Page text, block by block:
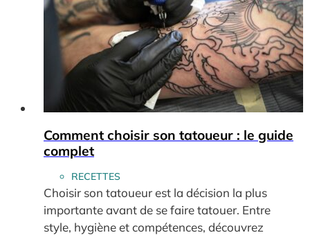
Comment choisir son tatoueur : le guide
complet
RECETTES
Choisir son tatoueur est la décision la plus
importante avant de se faire tatouer. Entre
style, hygiène et compétences, découvrez